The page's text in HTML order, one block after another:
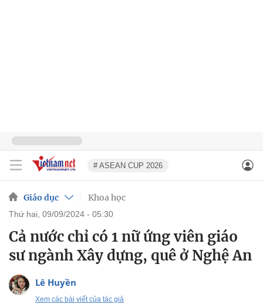
# ASEAN CUP 2026
Giáo dục Khoa học
thứ hai, 09/09/2024 - 05:30
Cả nước chỉ có 1 nữ ứng viên giáo
sư ngành Xây dựng, quê ở Nghệ An
Lê Huyền
Xem các bài viết của tác giả